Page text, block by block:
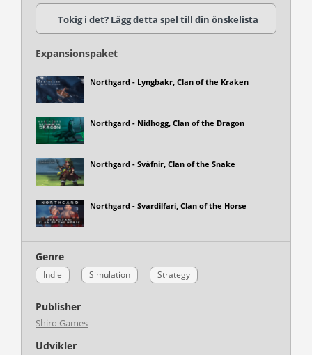
Tokig i det? Lägg detta spel till din önskelista
Expansionspaket
Northgard - Lyngbakr, Clan of the Kraken
Northgard - Nidhogg, Clan of the Dragon
Northgard - Sváfnir, Clan of the Snake
Northgard - Svardilfari, Clan of the Horse
Genre
Indie Simulation Strategy
Publisher
Shiro Games
Udvikler